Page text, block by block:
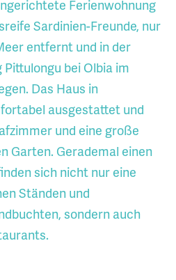
Ferienwohnung
Sardinien-Freunde, nur
entfernt und in der
bei Olbia im
Das Haus in
ausgestattet und
und eine große
Garten. Gerademal einen
sich nicht nur eine
Ständen und
sondern auch